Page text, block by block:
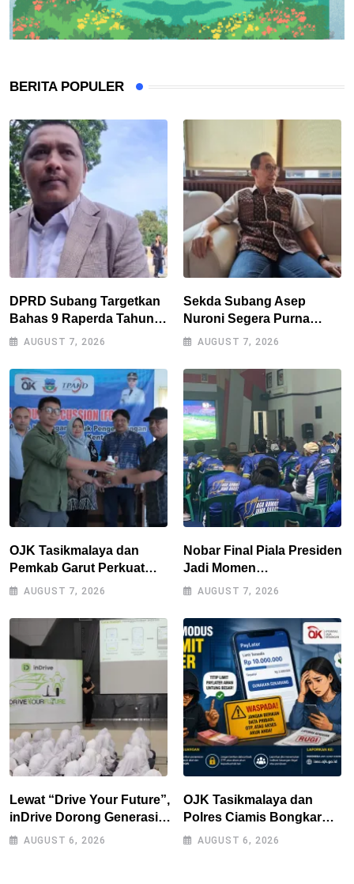
BERITA POPULER
DPRD Subang Targetkan
Bahas 9 Raperda Tahun
Ini, Naskah Akademik Jadi
AUGUST 7, 2026
Sekda Subang Asep
Nuroni Segera Purna
Tugas, Berharap Tak Ada
AUGUST 7, 2026
OJK Tasikmalaya dan
Pemkab Garut Perkuat
Akses Pembiayaan Petani
Terintegrasi
AUGUST 7, 2026
Nobar Final Piala Presiden
Jadi Momen
Kebersamaan, Polres
Bobotoh dan Berbagai
Elemen Masyarakat
AUGUST 7, 2026
Lewat “Drive Your Future”,
inDrive Dorong Generasi
Muda Bandung Jadi
AUGUST 6, 2026
OJK Tasikmalaya dan
Polres Ciamis Bongkar
Modus Penipuan Titip
AUGUST 6, 2026